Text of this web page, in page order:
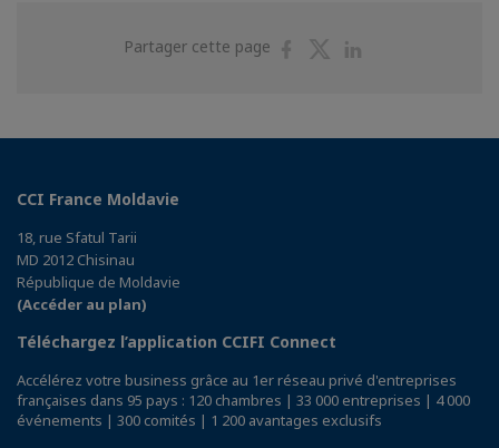
Partager cette page
PartagerPartager
CCI France Moldavie
18, rue Sfatul Tarii
MD 2012 Chisinau
République de Moldavie
(Accéder au plan)
Téléchargez l’application CCIFI Connect
Accélérez votre business grâce au 1er réseau privé d'entreprises
françaises dans 95 pays : 120 chambres | 33 000 entreprises | 4 000
événements | 300 comités | 1 200 avantages exclusifs